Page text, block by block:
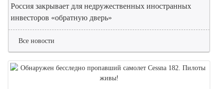
Россия закрывает для недружественных иностранных
инвесторов «обратную дверь»
Все новости